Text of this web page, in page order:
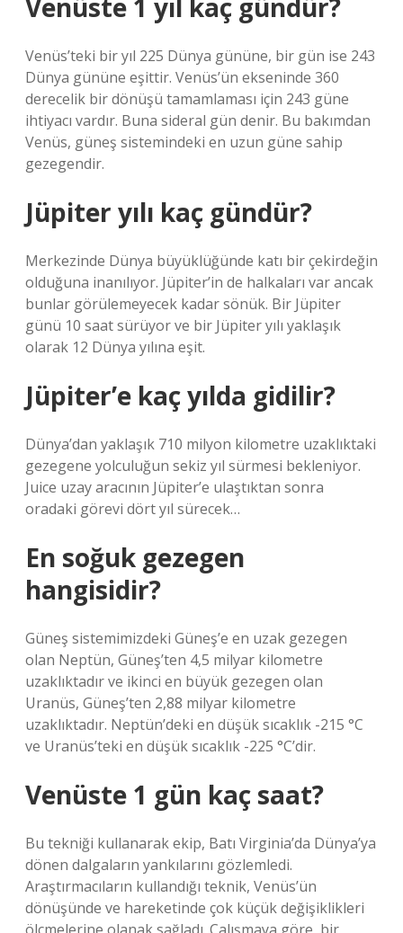
Venüste 1 yıl kaç gündür?
Venüs’teki bir yıl 225 Dünya gününe, bir gün ise 243
Dünya gününe eşittir. Venüs’ün ekseninde 360 ​​
derecelik bir dönüşü tamamlaması için 243 güne
ihtiyacı vardır. Buna sideral gün denir. Bu bakımdan
Venüs, güneş sistemindeki en uzun güne sahip
gezegendir.
Jüpiter yılı kaç gündür?
Merkezinde Dünya büyüklüğünde katı bir çekirdeğin
olduğuna inanılıyor. Jüpiter’in de halkaları var ancak
bunlar görülemeyecek kadar sönük. Bir Jüpiter
günü 10 saat sürüyor ve bir Jüpiter yılı yaklaşık
olarak 12 Dünya yılına eşit.
Jüpiter’e kaç yılda gidilir?
Dünya’dan yaklaşık 710 milyon kilometre uzaklıktaki
gezegene yolculuğun sekiz yıl sürmesi bekleniyor.
Juice uzay aracının Jüpiter’e ulaştıktan sonra
oradaki görevi dört yıl sürecek…
En soğuk gezegen
hangisidir?
Güneş sistemimizdeki Güneş’e en uzak gezegen
olan Neptün, Güneş’ten 4,5 milyar kilometre
uzaklıktadır ve ikinci en büyük gezegen olan
Uranüs, Güneş’ten 2,88 milyar kilometre
uzaklıktadır. Neptün’deki en düşük sıcaklık -215 °C
ve Uranüs’teki en düşük sıcaklık -225 °C’dir.
Venüste 1 gün kaç saat?
Bu tekniği kullanarak ekip, Batı Virginia’da Dünya’ya
dönen dalgaların yankılarını gözlemledi.
Araştırmacıların kullandığı teknik, Venüs’ün
dönüşünde ve hareketinde çok küçük değişiklikleri